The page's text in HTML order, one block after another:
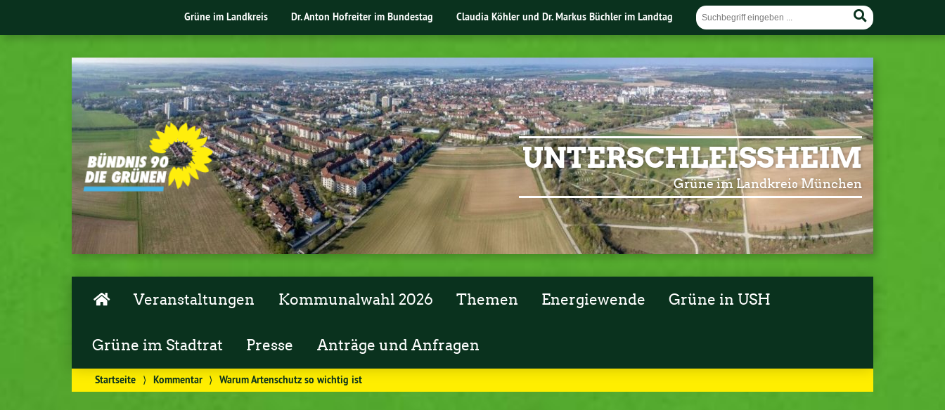
Grüne im Landkreis Dr. Anton Hofreiter im Bundestag Claudia Köhler und Dr. Markus Büchler im Landtag
UNTERSCHLEISSHEIM
Grüne im Landkreis München
Veranstaltungen Kommunalwahl 2026 Themen Energiewende Grüne in USH
Grüne im Stadtrat Presse Anträge und Anfragen
Startseite ⟩ Kommentar ⟩ Warum Artenschutz so wichtig ist